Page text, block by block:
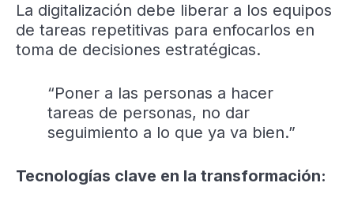
La digitalización debe liberar a los equipos
de tareas repetitivas para enfocarlos en
toma de decisiones estratégicas.
“Poner a las personas a hacer
tareas de personas, no dar
seguimiento a lo que ya va bien.”
Tecnologías clave en la transformación: